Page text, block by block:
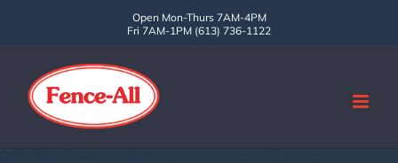
Open Mon-Thurs 7AM-4PM
Fri 7AM-1PM (613) 736-1122